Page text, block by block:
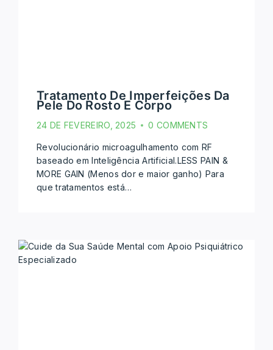
Tratamento De Imperfeições Da
Pele Do Rosto E Corpo
24 DE FEVEREIRO, 2025 0 COMMENTS
Revolucionário microagulhamento com RF
baseado em Inteligência Artificial.LESS PAIN &
MORE GAIN (Menos dor e maior ganho) Para
que tratamentos está…